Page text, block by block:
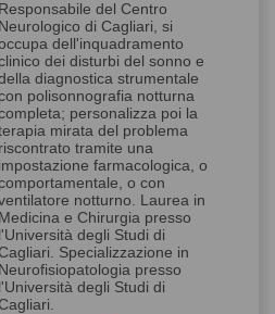
Responsabile del Centro
Neurologico di Cagliari, si
dell'inquadramento
dei disturbi del sonno e
diagnostica strumentale
polisonnografia notturna
personalizza poi la
mirata del problema
riscontrato tramite una
impostazione farmacologica, o
o con
notturno. Laurea in
Medicina e Chirurgia presso
l'Università degli Studi di
Specializzazione in
Neurofisiopatologia presso
l'Università degli Studi di